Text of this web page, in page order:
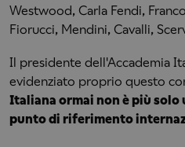
Westwood, Carla Fendi,
Fiorucci, Mendini, Cavalli,
Il presidente dell'Accademia
evidenziato proprio questo
Italiana ormai non è più solo
punto di riferimento